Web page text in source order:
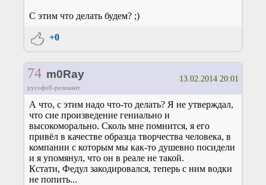
С этим что делать будем? ;)
+0
74 m0Ray
русофоб-релокант
13.02.2014 20:01
А что, с этим надо что-то делать? Я не утверждал,
что сие произведение гениально и
высокоморально. Сколь мне помнится, я его
привёл в качестве образца творчества человека, в
компании с которым мы как-то душевно посидели
и я упомянул, что он в реале не такой.
Кстати, Федул закодировался, теперь с ним водки
не попить...